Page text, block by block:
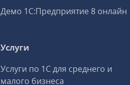
Демо 1С:Предприятие 8 онлайн
Услуги
Услуги по 1С для среднего и
малого бизнеса